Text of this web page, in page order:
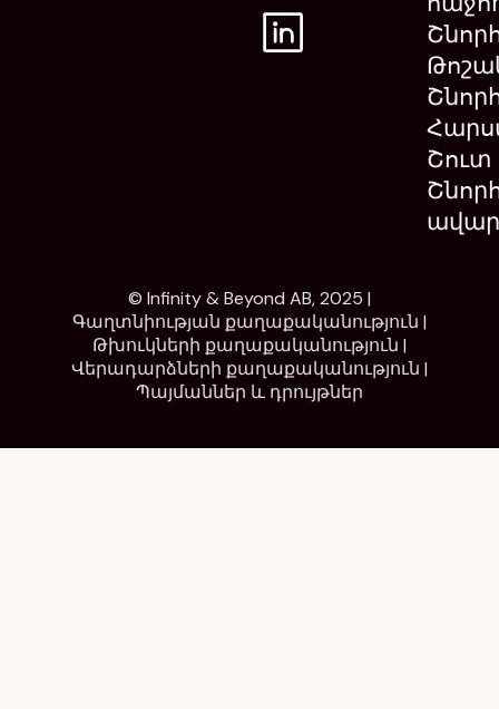
Շուտ
© Infinity & Beyond AB, 2025 |
Գաղտնիության քաղաքականություն |
Թխուկների քաղաքականություն |
Վերադարձների քաղաքականություն |
Պայմաններ և դրույթներ